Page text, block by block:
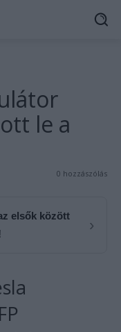
le a
0 hozzászólás
elsők között
›